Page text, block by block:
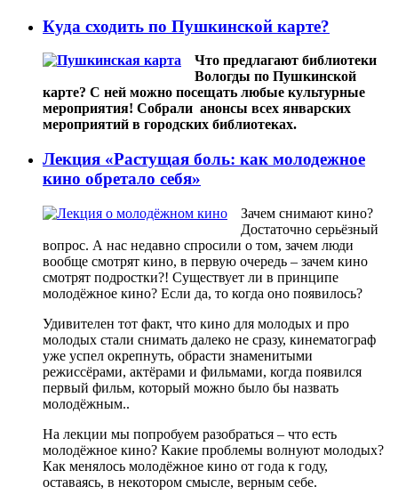
Куда сходить по Пушкинской карте?
Что предлагают библиотеки
Вологды по Пушкинской
карте? С ней можно посещать любые культурные
мероприятия! Собрали анонсы всех январских
мероприятий в городских библиотеках.
Лекция «Растущая боль: как молодежное
кино обретало себя»
Зачем снимают кино?
Достаточно серьёзный
вопрос. А нас недавно спросили о том, зачем люди
вообще смотрят кино, в первую очередь – зачем кино
смотрят подростки?! Существует ли в принципе
молодёжное кино? Если да, то когда оно появилось?
Удивителен тот факт, что кино для молодых и про
молодых стали снимать далеко не сразу, кинематограф
уже успел окрепнуть, обрасти знаменитыми
режиссёрами, актёрами и фильмами, когда появился
первый фильм, который можно было бы назвать
молодёжным..
На лекции мы попробуем разобраться – что есть
молодёжное кино? Какие проблемы волнуют молодых?
Как менялось молодёжное кино от года к году,
оставаясь, в некотором смысле, верным себе.